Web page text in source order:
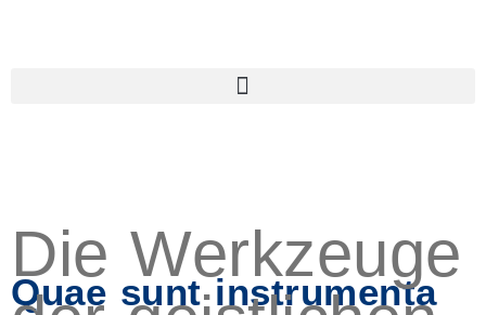
Quae sunt instrumenta